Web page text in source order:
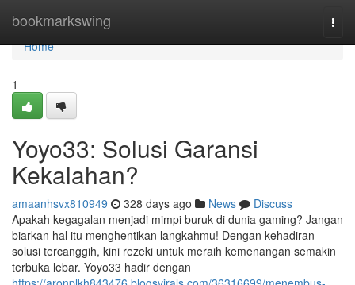
bookmarkswing
Home
Home
1
Yoyo33: Solusi Garansi
Kekalahan?
amaanhsvx810949 328 days ago News
Discuss
Apakah kegagalan menjadi mimpi buruk di dunia gaming? Jangan
biarkan hal itu menghentikan langkahmu! Dengan kehadiran
solusi tercanggih, kini rezeki untuk meraih kemenangan semakin
terbuka lebar. Yoyo33 hadir dengan